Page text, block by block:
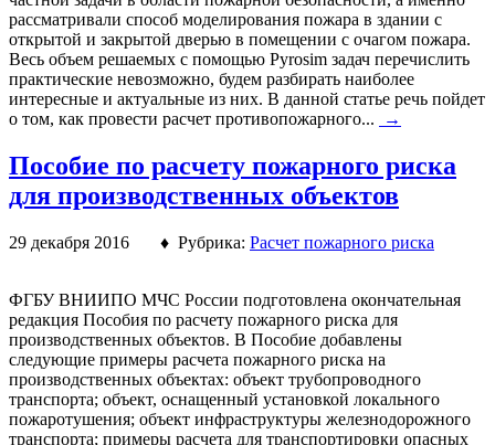
рассматривали способ моделирования пожара в здании с
открытой и закрытой дверью в помещении с очагом пожара.
Весь объем решаемых с помощью Pyrosim задач перечислить
практические невозможно, будем разбирать наиболее
интересные и актуальные из них. В данной статье речь пойдет
о том, как провести расчет противопожарного...
→
Пособие по расчету пожарного риска
для производственных объектов
29 декабря 2016 ♦ Рубрика: Расчет пожарного риска
ФГБУ ВНИИПО МЧС России подготовлена окончательная
редакция Пособия по расчету пожарного риска для
производственных объектов. В Пособие добавлены
следующие примеры расчета пожарного риска на
производственных объектах: объект трубопроводного
транспорта; объект, оснащенный установкой локального
пожаротушения; объект инфраструктуры железнодорожного
транспорта; примеры расчета для транспортировки опасных